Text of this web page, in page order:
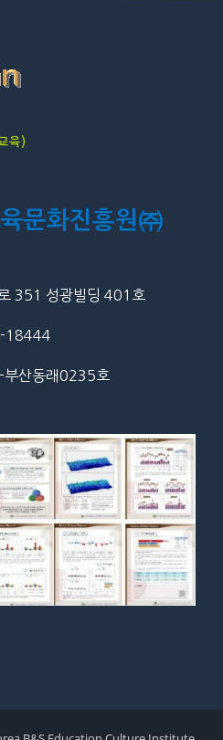
육)
문화진흥원㈜
351 성광빌딩 401호
18444
부산동래0235호